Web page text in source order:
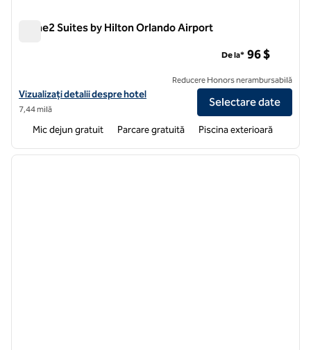
Home2 Suites by Hilton Orlando Airport
Vizualizați detaliile hotelului pentru Home2 Suites by Hilton Orlando
Vizualizați detalii despre hotel
7,44 milă
De la* 96 $
Reducere Honors nerambursabilă
Selectare date
Mic dejun gratuit Parcare gratuită Piscina exterioară
1 din 6